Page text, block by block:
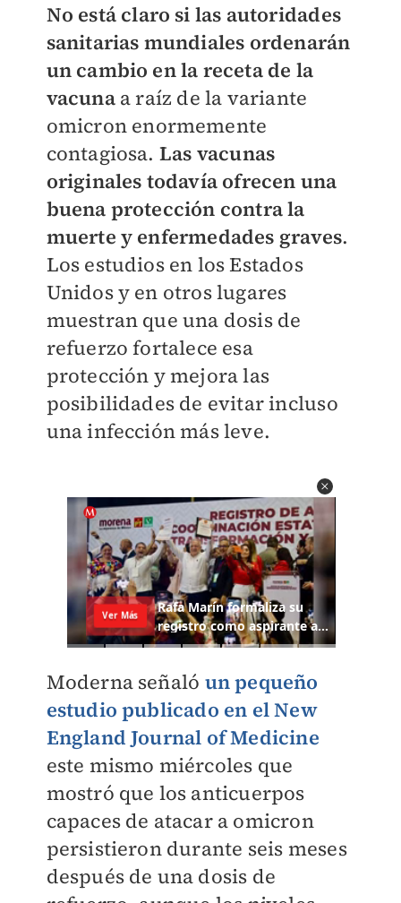
No está claro si las autoridades
sanitarias mundiales ordenarán
un cambio en la receta de la
vacuna a raíz de la variante
omicron enormemente
contagiosa. Las vacunas
originales todavía ofrecen una
buena protección contra la
muerte y enfermedades graves.
Los estudios en los Estados
Unidos y en otros lugares
muestran que una dosis de
refuerzo fortalece esa
protección y mejora las
posibilidades de evitar incluso
una infección más leve.
Moderna señaló un pequeño
estudio publicado en el New
England Journal of Medicine
este mismo miércoles que
mostró que los anticuerpos
capaces de atacar a omicron
persistieron durante seis meses
después de una dosis de